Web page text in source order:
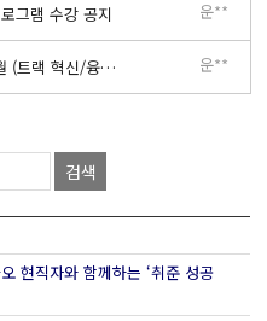
그램 수강 공지 운**
[마감]「10월 ∙ 11월 (트랙 혁신/융합 인재 대상) 취∙창업 컨설팅」 운**
검색
현직자와 함께하는 ‘취준 성공